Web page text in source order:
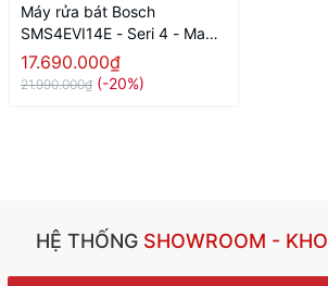
Máy rửa bát Bosch
SMS4EVI14E - Seri 4 - Made
in Poland
17.690.000₫
21.990.000₫ (-20%)
HỆ THỐNGSHOWROOM - KHO